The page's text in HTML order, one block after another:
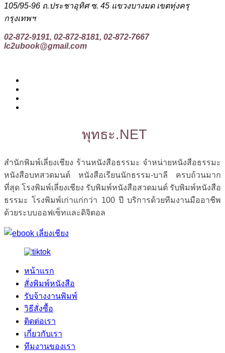
105/95-96 ถ.ประชาอุทิศ ซ. 45 แขวงบางมด เขตทุ่งครุ
กรุงเทพฯ
02-872-9191, 02-872-8181, 02-872-7667
lc2ubook@gmail.com
พุทธะ.NET
สำนักพิมพ์เลี่ยงเชียง ร้านหนังสือธรรมะ จำหน่ายหนังสือธรรมะ
หนังสือบทสวดมนต์ หนังสือเรียนนักธรรม-บาลี ครบถ้วนมาก
ที่สุด โรงพิมพ์เลี่ยงเชียง รับพิมพ์หนังสือสวดมนต์ รับพิมพ์หนังสือ
ธรรมะ โรงพิมพ์เก่าแก่กว่า 100 ปี บริการด้วยทีมงานมืออาชีพ
ด้วยระบบออฟเซ็ทและดิจิตอล
หน้าแรก
สั่งพิมพ์หนังสือ
รับจ้างงานพิมพ์
วิธีสั่งซื้อ
ติดต่อเรา
เกี่ยวกับเรา
ทีมงานของเรา